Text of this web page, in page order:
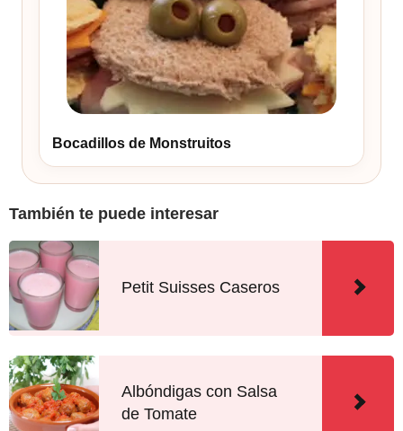
Bocadillos de Monstruitos
También te puede interesar
Petit Suisses Caseros
Albóndigas con Salsa
de Tomate